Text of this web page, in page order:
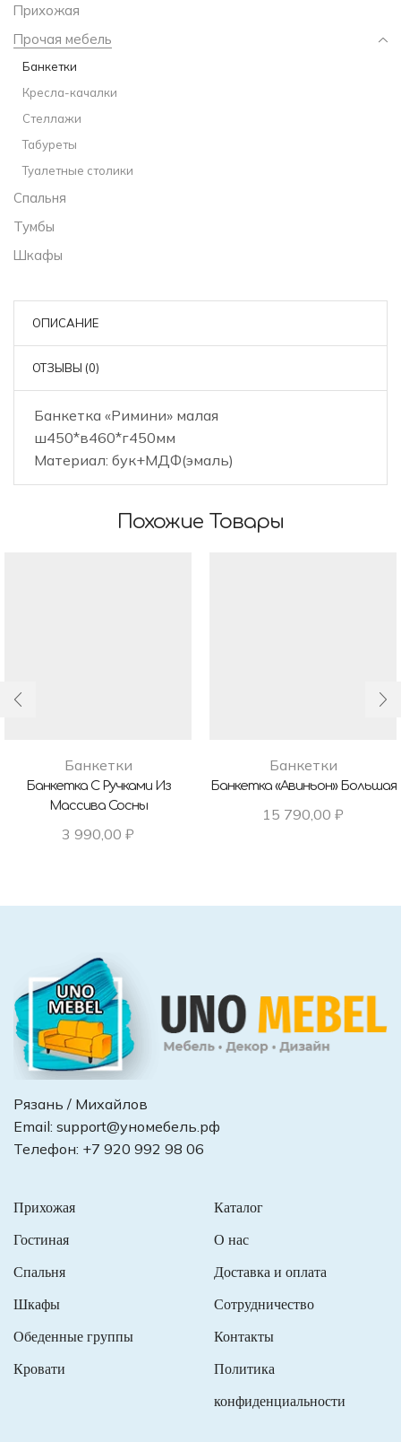
Прихожая
Прочая мебель
Банкетки
Кресла-качалки
Стеллажи
Табуреты
Туалетные столики
Спальня
Тумбы
Шкафы
ОПИСАНИЕ
ОТЗЫВЫ (0)
Банкетка «Римини» малая
ш450*в460*г450мм
Материал: бук+МДФ(эмаль)
Похожие Товары
Банкетки
Банкетка С Ручками Из
Массива Сосны
3 990,00 ₽
Банкетки
Банкетка «Авиньон» Большая
15 790,00 ₽
Рязань / Михайлов
Email: support@уномебель.рф
Телефон: +7 920 992 98 06
Прихожая
Гостиная
Спальня
Шкафы
Обеденные группы
Кровати
Каталог
О нас
Доставка и оплата
Сотрудничество
Контакты
Политика
конфиденциальности